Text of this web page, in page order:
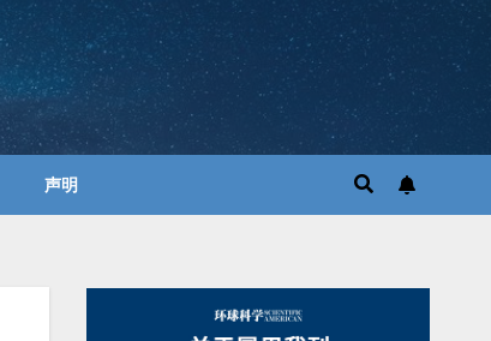
声明